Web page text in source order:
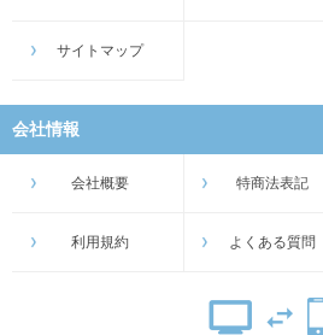
サイトマップ
会社情報
会社概要 特商法表記
利用規約 よくある質問